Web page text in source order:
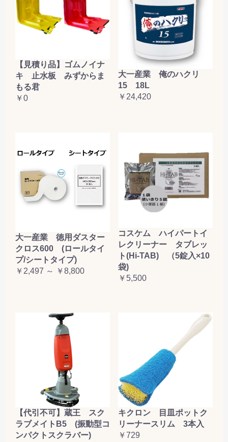
【見積り品】ゴムノイナ
キ 止水板 みずからま
もる君
￥0
大一産業 俺のハクリ
15 18L
￥24,420
大一産業 徳用ダスター
クロス600 (ロールタイ
プ/シートタイプ)
￥2,497 ～ ￥8,800
コスケム ハイパートイ
レクリーナー タブレッ
ト(Hi-TAB) （5錠入×10
袋)
￥5,500
【代引不可】蔵王 スク
ラブメイトB5 (振動型コ
ンパクトスクラバー)
キクロン 目皿ポットク
リーナースリム 3本入
￥729